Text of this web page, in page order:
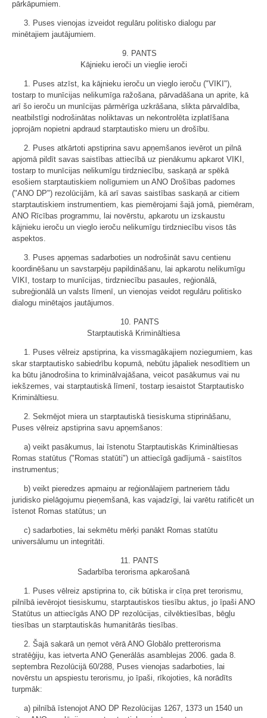
pārkāpumiem.
3. Puses vienojas izveidot regulāru politisko dialogu par
minētajiem jautājumiem.
9. PANTS
Kājnieku ieroči un vieglie ieroči
1. Puses atzīst, ka kājnieku ieroču un vieglo ieroču ("VIKI"),
tostarp to munīcijas nelikumīga ražošana, pārvadāšana un aprite, kā
arī šo ieroču un munīcijas pārmērīga uzkrāšana, slikta pārvaldība,
neatbilstīgi nodrošinātas noliktavas un nekontrolēta izplatīšana
joprojām nopietni apdraud starptautisko mieru un drošību.
2. Puses atkārtoti apstiprina savu apņemšanos ievērot un pilnā
apjomā pildīt savas saistības attiecībā uz pienākumu apkarot VIKI,
tostarp to munīcijas nelikumīgu tirdzniecību, saskaņā ar spēkā
esošiem starptautiskiem nolīgumiem un ANO Drošības padomes
("ANO DP") rezolūcijām, kā arī savas saistības saskaņā ar citiem
starptautiskiem instrumentiem, kas piemērojami šajā jomā, piemēram,
ANO Rīcības programmu, lai novērstu, apkarotu un izskaustu
kājnieku ieroču un vieglo ieroču nelikumīgu tirdzniecību visos tās
aspektos.
3. Puses apņemas sadarboties un nodrošināt savu centienu
koordinēšanu un savstarpēju papildināšanu, lai apkarotu nelikumīgu
VIKI, tostarp to munīcijas, tirdzniecību pasaules, reģionālā,
subreģionālā un valsts līmenī, un vienojas veidot regulāru politisko
dialogu minētajos jautājumos.
10. PANTS
Starptautiskā Krimināltiesa
1. Puses vēlreiz apstiprina, ka vissmagākajiem noziegumiem, kas
skar starptautisko sabiedrību kopumā, nebūtu jāpaliek nesodītiem un
ka būtu jānodrošina to kriminālvajāšana, veicot pasākumus vai nu
iekšzemes, vai starptautiskā līmenī, tostarp iesaistot Starptautisko
Krimināltiesu.
2. Sekmējot miera un starptautiskā tiesiskuma stiprināšanu,
Puses vēlreiz apstiprina savu apņemšanos:
a) veikt pasākumus, lai īstenotu Starptautiskās Krimināltiesas
Romas statūtus ("Romas statūti") un attiecīgā gadījumā - saistītos
instrumentus;
b) veikt pieredzes apmaiņu ar reģionālajiem partneriem tādu
juridisko pielāgojumu pieņemšanā, kas vajadzīgi, lai varētu ratificēt un
īstenot Romas statūtus; un
c) sadarboties, lai sekmētu mērķi panākt Romas statūtu
universālumu un integritāti.
11. PANTS
Sadarbība terorisma apkarošanā
1. Puses vēlreiz apstiprina to, cik būtiska ir cīņa pret terorismu,
pilnībā ievērojot tiesiskumu, starptautiskos tiesību aktus, jo īpaši ANO
Statūtus un attiecīgās ANO DP rezolūcijas, cilvēktiesības, bēgļu
tiesības un starptautiskās humanitārās tiesības.
2. Šajā sakarā un ņemot vērā ANO Globālo pretterorisma
stratēģiju, kas ietverta ANO Ģenerālās asamblejas 2006. gada 8.
septembra Rezolūcijā 60/288, Puses vienojas sadarboties, lai
novērstu un apspiestu terorismu, jo īpaši, rīkojoties, kā norādīts
turpmāk:
a) pilnībā īstenojot ANO DP Rezolūcijas 1267, 1373 un 1540 un